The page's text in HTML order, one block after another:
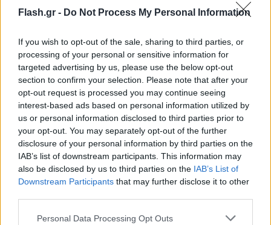
Flash.gr - Do Not Process My Personal Information
If you wish to opt-out of the sale, sharing to third parties, or
processing of your personal or sensitive information for
targeted advertising by us, please use the below opt-out
section to confirm your selection. Please note that after your
opt-out request is processed you may continue seeing
interest-based ads based on personal information utilized by
us or personal information disclosed to third parties prior to
your opt-out. You may separately opt-out of the further
disclosure of your personal information by third parties on the
IAB’s list of downstream participants. This information may
also be disclosed by us to third parties on the IAB’s List of
Downstream Participants that may further disclose it to other
Please note that this website/app uses one or more Google
Personal Data Processing Opt Outs
ενημερώνει, ή θα μπορούν πλέον να
υπηρεσίες.